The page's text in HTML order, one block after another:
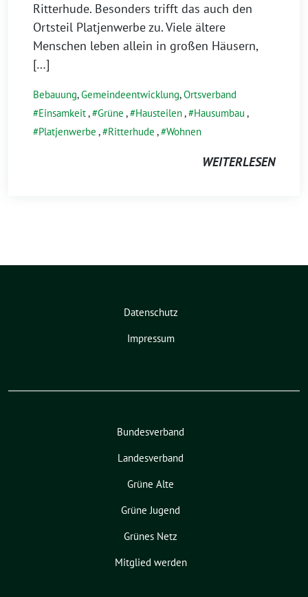
Ritterhude. Besonders trifft das auch den
Ortsteil Platjenwerbe zu. Viele ältere
Menschen leben allein in großen Häusern,
[…]
Bebauung,Gemeindeentwicklung,Ortsverband
Einsamkeit, Grüne , Hausteilen, Hausumbau ,
Platjenwerbe , Ritterhude , Wohnen
WEITERLESEN
Datenschutz
Impressum
Bundesverband
Landesverband
Grüne Alte
Grüne Jugend
Grünes Netz
Mitglied werden